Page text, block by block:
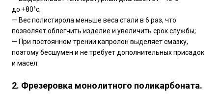
до +80°с;
— Вес полистирола меньше веса стали в 6 раз, что
позволяет облегчить изделие и увеличить срок службы;
— При постоянном трении капролон выделяет смазку,
поэтому бесшумен и не требует дополнительных присадок
и масел.
2. Фрезеровка монолитного поликарбоната.